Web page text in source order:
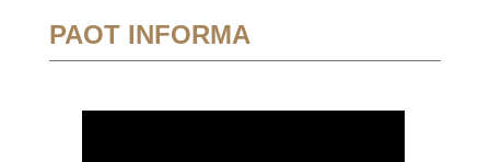
PAOT INFORMA